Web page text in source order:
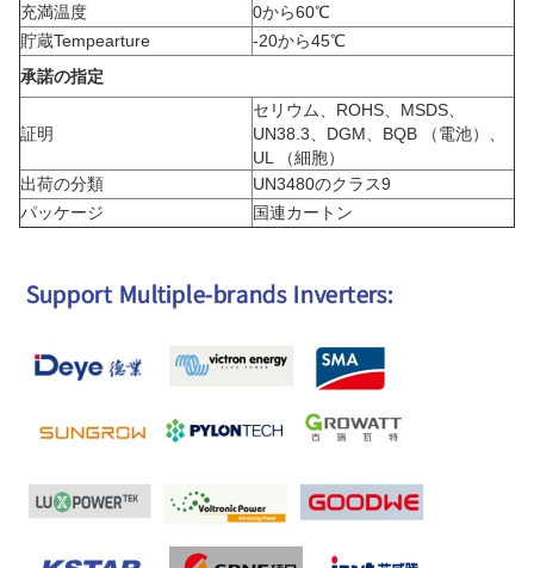
充満温度
0から60℃
貯蔵Tempearture
-20から45℃
承諾の指定
証明
セリウム、ROHS、MSDS、
UN38.3、DGM、BQB （電池）、
UL （細胞）
出荷の分類
UN3480のクラス9
パッケージ
国連カートン